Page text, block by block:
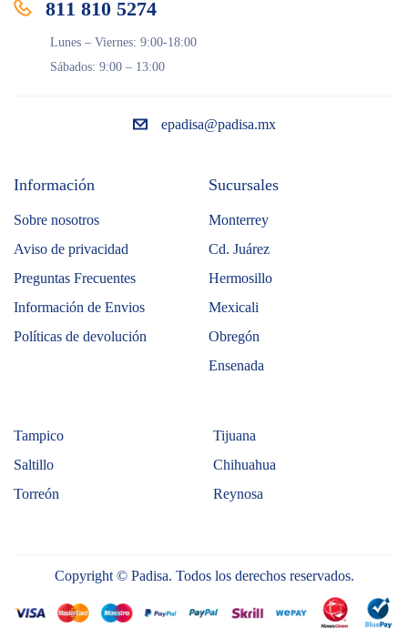
811 810 5274
Lunes – Viernes: 9:00-18:00
Sábados: 9:00 – 13:00
epadisa@padisa.mx
Información
Sobre nosotros
Aviso de privacidad
Preguntas Frecuentes
Información de Envios
Políticas de devolución
Sucursales
Monterrey
Cd. Juárez
Hermosillo
Mexicali
Obregón
Ensenada
Tampico
Tijuana
Saltillo
Chihuahua
Torreón
Reynosa
Copyright © Padisa. Todos los derechos reservados.